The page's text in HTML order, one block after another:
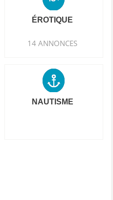
ÉROTIQUE
14 ANNONCES
NAUTISME